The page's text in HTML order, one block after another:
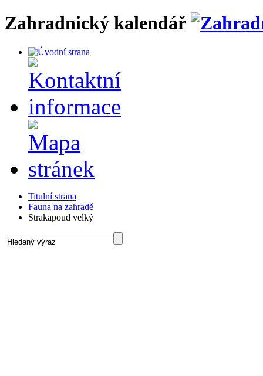
Zahradnický kalendář
Titulní strana
Fauna na zahradě
Strakapoud velký